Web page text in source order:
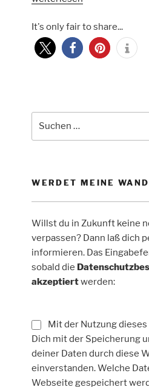
Rucksack
zum
Sorpesee“
It's only fair to share...
WERDET MEINE
Willst du in Zukunft keine
verpassen? Dann laß dich
informieren. Das
sobald die
akzeptiertwerden:
Mit der Nutzung
Dich mit der Speicherung
deiner Daten durch diese
einverstanden. Welche
Webseite gespeichert